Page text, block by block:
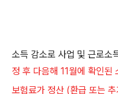
소득 감소로 사업 및 근로소
정 후 다음해 11월에 확인된
보험료가 정산 (환급 또는